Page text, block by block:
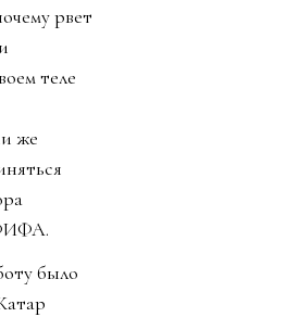
рвет
теле
же
было